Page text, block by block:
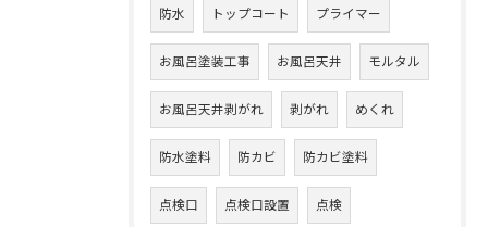
防水 トップコート プライマー
お風呂塗装工事 お風呂天井 モルタル
お風呂天井剥がれ 剥がれ めくれ
防水塗料 防カビ 防カビ塗料
点検口 点検口設置 点検